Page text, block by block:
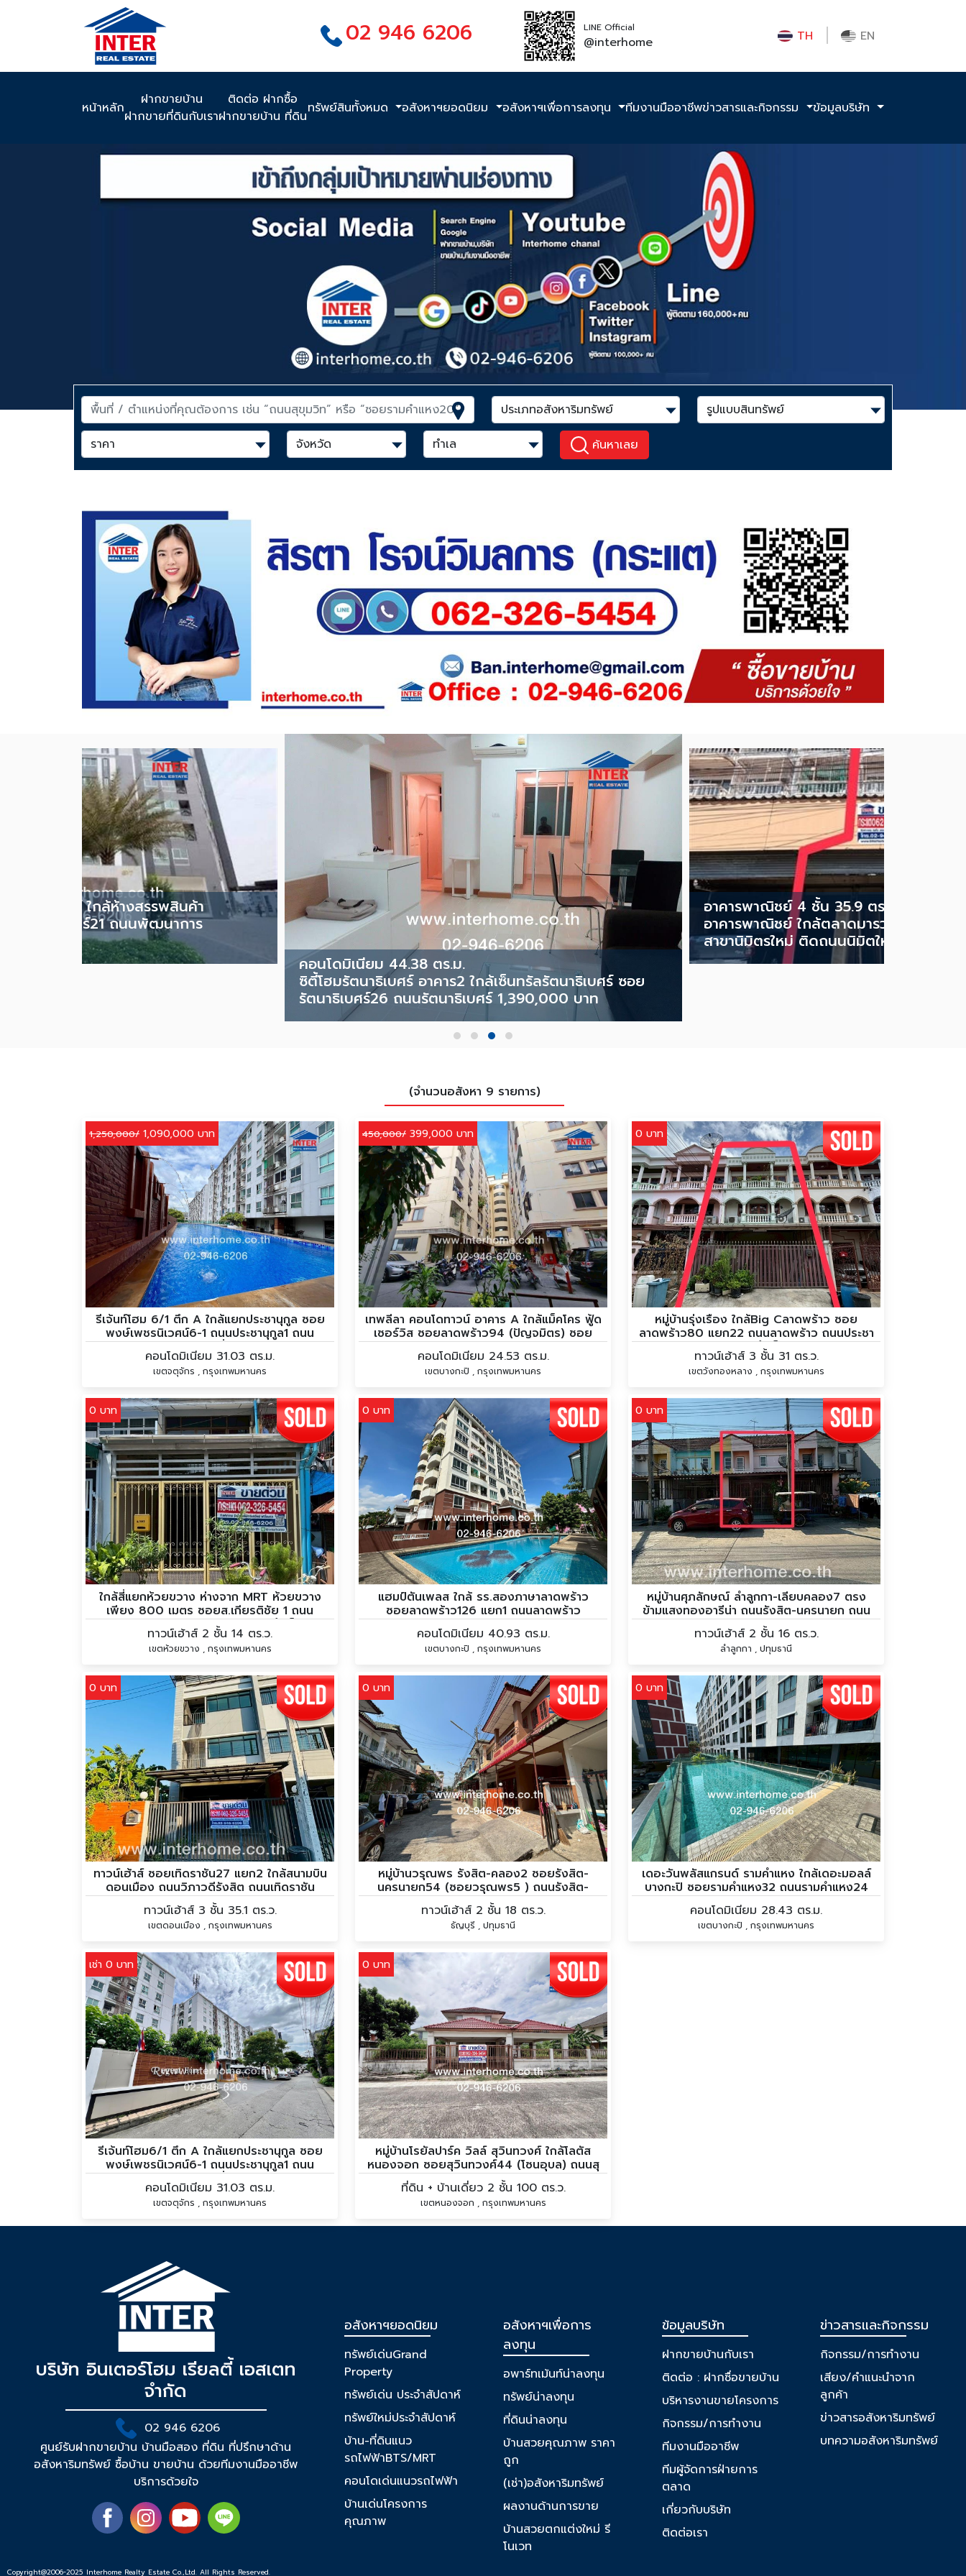
02 946 6206 LINE Official
@interhome TH EN
หน้าหลัก
ฝากขายบ้าน
ฝากขายที่ดินกับเรา
ติดต่อ ฝากซื้อ
ฝากขายบ้าน ที่ดินทรัพย์สินทั้งหมด อสังหาฯยอดนิยม อสังหาฯเพื่อการลงทุน ทีมงานมืออาชีพข่าวสารและกิจกรรม ข้อมูลบริษัท
ค้นหาเลย
ศรีนครินทร์ ใกล้ห้างสรรพสินค้า
ยศรีนครินทร์21 ถนนพัฒนาการ
คอนโดมิเนียม 44.38 ตร.ม.
ซิตี้โฮมรัตนาธิเบศร์ อาคาร2 ใกล้เซ็นทรัลรัตนาธิเบศร์ ซอย
รัตนาธิเบศร์26 ถนนรัตนาธิเบศร์ 1,390,000 บาท
อาคารพาณิชย์ 4 ชั้น 35.9 ตร.ว.
อาคารพาณิชย์ ใกล้ตลาดมารวย เยื้องธน
สาขานิมิตรใหม่ ติดถนนนิมิตใหม่
(จำนวนอสังหา 9 รายการ)
1,250,000/ 1,090,000 บาท
รีเจ้นท์โฮม 6/1 ตึก A ใกล้แยกประชานุกูล ซอย
พงษ์เพชรนิเวศน์6-1 ถนนประชานุกูล1 ถนน
ประชาชื่น
คอนโดมิเนียม 31.03 ตร.ม.
เขตจตุจักร , กรุงเทพมหานคร
450,000/ 399,000 บาท
เทพลีลา คอนโดทาวน์ อาคาร A ใกล้แม็คโคร ฟู้ด
เซอร์วิส ซอยลาดพร้าว94 (ปัญจมิตร) ซอย
พระยาประเสริฐ ถนนลาดพร้าว
คอนโดมิเนียม 24.53 ตร.ม.
เขตบางกะปิ , กรุงเทพมหานคร
0 บาท
หมู่บ้านรุ่งเรือง ใกล้Big Cลาดพร้าว ซอย
ลาดพร้าว80 แยก22 ถนนลาดพร้าว ถนนประชา
ราษฏร์บำเพ็ญ
ทาวน์เฮ้าส์ 3 ชั้น 31 ตร.ว.
เขตวังทองหลาง , กรุงเทพมหานคร
0 บาท
ใกล้สี่แยกห้วยขวาง ห่างจาก MRT ห้วยขวาง
เพียง 800 เมตร ซอยส.เกียรติชัย 1 ถนน
รัชดาภิเษก ถนนซอยประชาราษฎร์บําเพ็ญ9
ทาวน์เฮ้าส์ 2 ชั้น 14 ตร.ว.
เขตห้วยขวาง , กรุงเทพมหานคร
0 บาท
แฮมป์ตันเพลส ใกล้ รร.สองภาษาลาดพร้าว
ซอยลาดพร้าว126 แยก1 ถนนลาดพร้าว
คอนโดมิเนียม 40.93 ตร.ม.
เขตบางกะปิ , กรุงเทพมหานคร
0 บาท
หมู่บ้านศุภลักษณ์ ลำลูกกา-เลียบคลอง7 ตรง
ข้ามแสงทองอารีน่า ถนนรังสิต-นครนายก ถนน
เลียบคลอง7
ทาวน์เฮ้าส์ 2 ชั้น 16 ตร.ว.
ลำลูกกา , ปทุมธานี
0 บาท
ทาวน์เฮ้าส์ ซอยเทิดราชัน27 แยก2 ใกล้สนามบิน
ดอนเมือง ถนนวิภาวดีรังสิต ถนนเทิดราชัน
ทาวน์เฮ้าส์ 3 ชั้น 35.1 ตร.ว.
เขตดอนเมือง , กรุงเทพมหานคร
0 บาท
หมู่บ้านวรุณพร รังสิต-คลอง2 ซอยรังสิต-
นครนายก54 (ซอยวรุณพร5 ) ถนนรังสิต-
นครนายก ถนนเลียบคลองรังสิต
ทาวน์เฮ้าส์ 2 ชั้น 18 ตร.ว.
ธัญบุรี , ปทุมธานี
0 บาท
เดอะวันพลัสแกรนด์ รามคำแหง ใกล้เดอะมอลล์
บางกะปิ ซอยรามคำแหง32 ถนนรามคำแหง24
ถนนหัวหมาก18
คอนโดมิเนียม 28.43 ตร.ม.
เขตบางกะปิ , กรุงเทพมหานคร
เช่า 0 บาท
รีเจ้นท์โฮม6/1 ตึก A ใกล้แยกประชานุกูล ซอย
พงษ์เพชรนิเวศน์6-1 ถนนประชานุกูล1 ถนน
ประชาชื่น
คอนโดมิเนียม 31.03 ตร.ม.
เขตจตุจักร , กรุงเทพมหานคร
0 บาท
หมู่บ้านโรยัลปาร์ค วิลล์ สุวินทวงศ์ ใกล้โลตัส
หนองจอก ซอยสุวินทวงศ์44 (โซนอุบล) ถนนสุ
วินทวงศ์
ที่ดิน + บ้านเดี่ยว 2 ชั้น 100 ตร.ว.
เขตหนองจอก , กรุงเทพมหานคร
บริษัท อินเตอร์โฮม เรียลตี้ เอสเตท
จำกัด
02 946 6206
ศูนย์รับฝากขายบ้าน บ้านมือสอง ที่ดิน ที่ปรึกษาด้าน
อสังหาริมทรัพย์ ซื้อบ้าน ขายบ้าน ด้วยทีมงานมืออาชีพ
บริการด้วยใจ
อสังหาฯยอดนิยม
ทรัพย์เด่นGrand
Property
ทรัพย์เด่น ประจำสัปดาห์
ทรัพย์ใหม่ประจำสัปดาห์
บ้าน-ที่ดินแนว
รถไฟฟ้าBTS/MRT
คอนโดเด่นแนวรถไฟฟ้า
บ้านเด่นโครงการ
คุณภาพ
อสังหาฯเพื่อการ
ลงทุน
อพาร์ทเม้นท์น่าลงทุน
ทรัพย์น่าลงทุน
ที่ดินน่าลงทุน
บ้านสวยคุณภาพ ราคา
ถูก
(เช่า)อสังหาริมทรัพย์
ผลงานด้านการขาย
บ้านสวยตกแต่งใหม่ รี
โนเวท
ข้อมูลบริษัท
ฝากขายบ้านกับเรา
ติดต่อ : ฝากซื่อขายบ้าน
บริหารงานขายโครงการ
กิจกรรม/การทำงาน
ทีมงานมืออาชีพ
ทีมผู้จัดการฝ่ายการ
ตลาด
เกี่ยวกับบริษัท
ติดต่อเรา
ข่าวสารและกิจกรรม
กิจกรรม/การทำงาน
เสียง/คำแนะนำจาก
ลูกค้า
ข่าวสารอสังหาริมทรัพย์
บทความอสังหาริมทรัพย์
Copyright@2006-2025 Interhome Realty Estate Co.,Ltd. All Rights Reserved.